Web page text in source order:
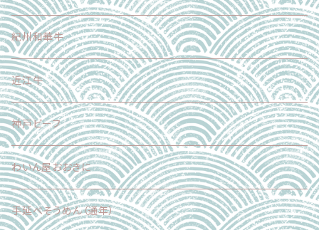
調味料
その他
加工品
紀州和華牛
近江牛
神戸ビーフ
わいん屋おおきに
手延べそうめん（通年）